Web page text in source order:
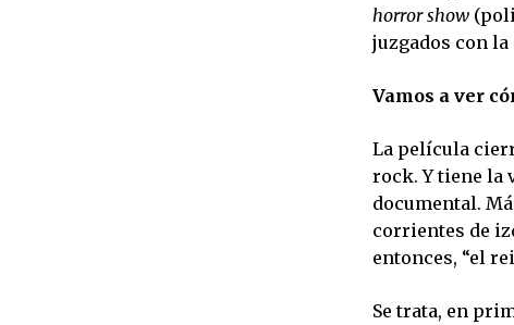
horror show
juzgados con la
Vamos a ver
La película
rock. Y tiene la
documental.
corrientes de
entonces, “el
Se trata, en